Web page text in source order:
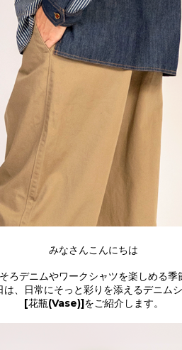
みなさんこんにちは
ろデニムやワークシャツを楽しめる季
は、日常にそっと彩りを添えるデニム
[花瓶(Vase)]をご紹介します。